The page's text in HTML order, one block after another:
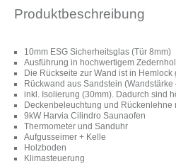
Produktbeschreibung
10mm ESG Sicherheitsglas (Tür 8mm)
Ausführung in hochwertigem
Die Rückseite zur Wand ist in Hemlock
Rückwand aus Sandstein
inkl. Isolierung (30mm). Dadurch sind
Deckenbeleuchtung und Rückenlehne
9kW Harvia Cilindro Saunaofen
Thermometer und Sanduhr
Aufgusseimer + Kelle
Holzboden
Klimasteuerung